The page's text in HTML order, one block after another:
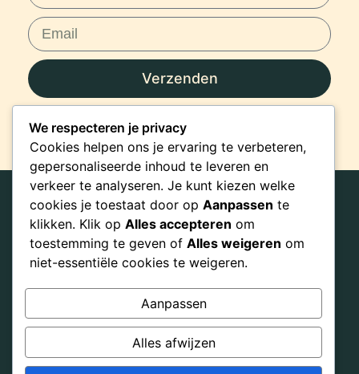
Verzenden
Nederland
hi@practiceyourhealth.com
Bestelling
Home
Inspiratie
Aanbod
Over
We respecteren je privacy
Cookies helpen ons je ervaring te verbeteren,
gepersonaliseerde inhoud te leveren en
verkeer te analyseren. Je kunt kiezen welke
cookies je toestaat door op Aanpassen te
klikken. Klik op Alles accepteren om
toestemming te geven of Alles weigeren om
niet-essentiële cookies te weigeren.
Aanpassen
Alles afwijzen